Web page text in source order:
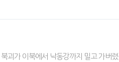
괴가 이북에서 낙동강까지 밀고 가버